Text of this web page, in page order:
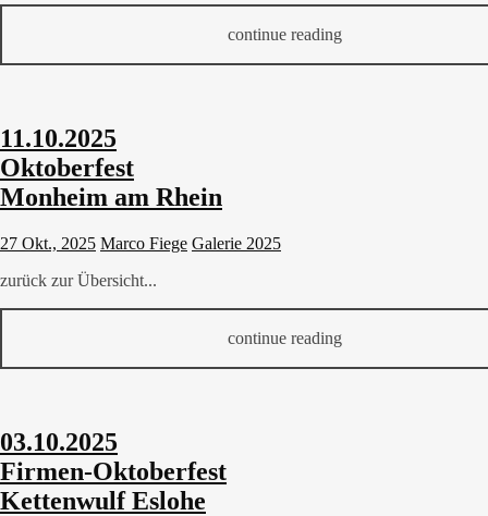
continue reading
11.10.2025
Oktoberfest
Monheim am Rhein
27 Okt., 2025 Marco Fiege Galerie 2025
zurück zur Übersicht...
continue reading
03.10.2025
Firmen-Oktoberfest
Kettenwulf Eslohe